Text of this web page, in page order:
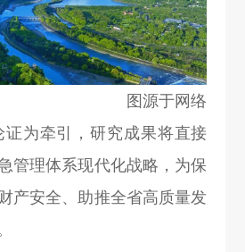
图源于网络
证为牵引，研究成果将直接
管理体系现代化战略，为保
产安全、助推全省高质量发